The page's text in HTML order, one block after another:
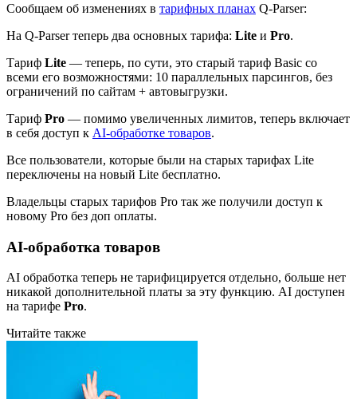
Сообщаем об изменениях в тарифных планах Q-Parser:
На Q-Parser теперь два основных тарифа: Lite и Pro.
Тариф Lite — теперь, по сути, это старый тариф Basic со
всеми его возможностями: 10 параллельных парсингов, без
ограничений по сайтам + автовыгрузки.
Тариф Pro — помимо увеличенных лимитов, теперь включает
в себя доступ к AI-обработке товаров.
Все пользователи, которые были на старых тарифах Lite
переключены на новый Lite бесплатно.
Владельцы старых тарифов Pro так же получили доступ к
новому Pro без доп оплаты.
AI-обработка товаров
AI обработка теперь не тарифицируется отдельно, больше нет
никакой дополнительной платы за эту функцию. AI доступен
на тарифе Pro.
Читайте также